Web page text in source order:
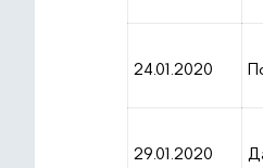
24.01.2020
29.01.2020